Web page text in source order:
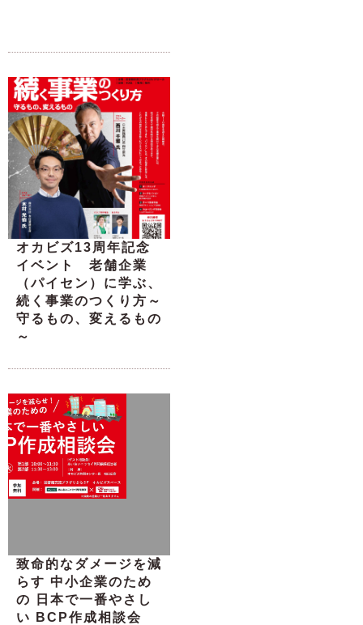
オカビズ13周年記念
イベント 老舗企業
（パイセン）に学ぶ、
続く事業のつくり方～
守るもの、変えるもの
～
致命的なダメージを減
らす 中小企業のため
の 日本で一番やさし
い BCP作成相談会